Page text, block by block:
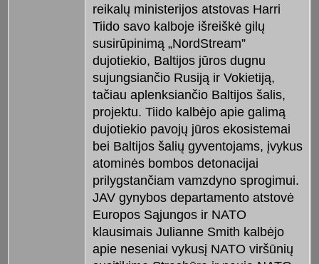
reikalų ministerijos atstovas Harri
Tiido savo kalboje išreiškė gilų
susirūpinimą „NordStream”
dujotiekio, Baltijos jūros dugnu
sujungsiančio Rusiją ir Vokietiją,
tačiau aplenksiančio Baltijos šalis,
projektu. Tiido kalbėjo apie galimą
dujotiekio pavojų jūros ekosistemai
bei Baltijos šalių gyventojams, įvykus
atominės bombos detonacijai
prilygstančiam vamzdyno sprogimui.
JAV gynybos departamento atstovė
Europos Sąjungos ir NATO
klausimais Julianne Smith kalbėjo
apie neseniai vykusį NATO viršūnių